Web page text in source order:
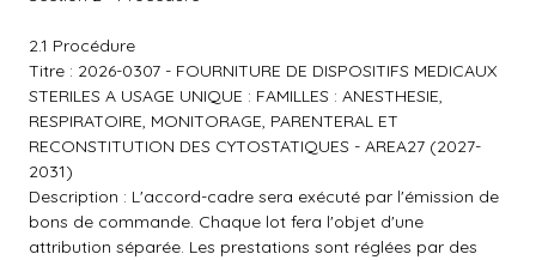
2.1 Procédure
Titre : 2026-0307 - FOURNITURE DE DISPOSITIFS MEDICAUX
STERILES A USAGE UNIQUE : FAMILLES : ANESTHESIE,
RESPIRATOIRE, MONITORAGE, PARENTERAL ET
RECONSTITUTION DES CYTOSTATIQUES - AREA27 (2027-
2031)
Description : L'accord-cadre sera exécuté par l'émission de
bons de commande. Chaque lot fera l'objet d'une
attribution séparée. Les prestations sont réglées par des